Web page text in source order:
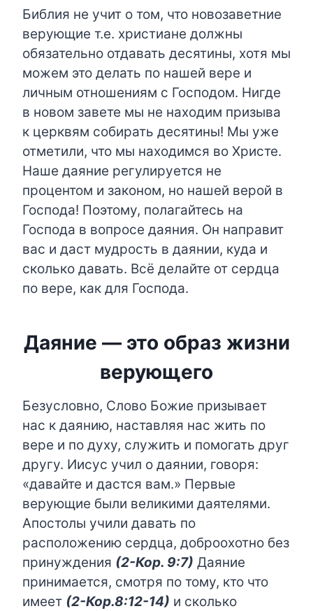
Библия не учит о том, что новозаветние
верующие т.е. христиане должны
обязательно отдавать десятины, хотя мы
можем это делать по нашей вере и
личным отношениям с Господом. Нигде
в новом завете мы не находим призыва
к церквям собирать десятины! Мы уже
отметили, что мы находимся во Христе.
Наше даяние регулируется не
процентом и законом, но нашей верой в
Господа! Поэтому, полагайтесь на
Господа в вопросе даяния. Он направит
вас и даст мудрость в даянии, куда и
сколько давать. Всё делайте от сердца
по вере, как для Господа.
Даяние — это образ жизни
верующего
Безусловно, Слово Божие призывает
нас к даянию, наставляя нас жить по
вере и по духу, служить и помогать друг
другу. Иисус учил о даянии, говоря:
«давайте и дастся вам.» Первые
верующие были великими даятелями.
Апостолы учили давать по
расположению сердца, доброохотно без
принуждения (2-Кор. 9:7) Даяние
принимается, смотря по тому, кто что
имеет (2-Кор.8:12-14) и сколько